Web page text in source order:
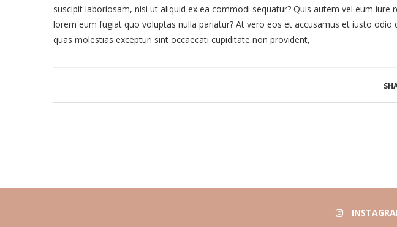
suscipit laboriosam, nisi ut aliquid ex ea commodi sequatur? Quis autem vel eum
lorem eum fugiat quo voluptas nulla pariatur? At vero eos et accusamus et iusto
quas molestias excepturi sint occaecati cupiditate non provident,